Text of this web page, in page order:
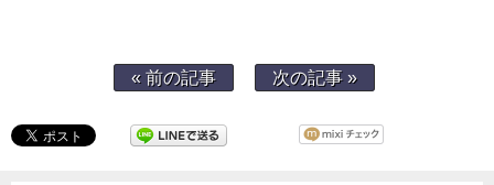
« 前の記事 次の記事 »